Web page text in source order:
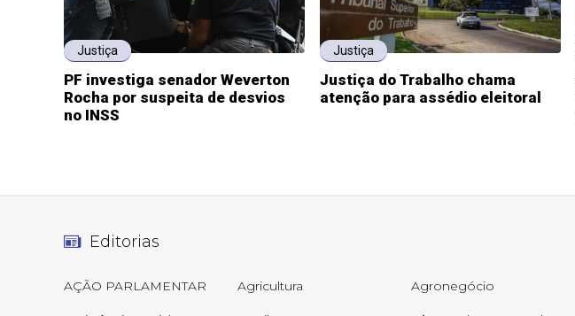
Justiça
PF investiga senador Weverton
Rocha por suspeita de desvios
no INSS
Justiça
Justiça do Trabalho chama
atenção para assédio eleitoral
Editorias
AÇÃO PARLAMENTAR Agricultura Agronegócio